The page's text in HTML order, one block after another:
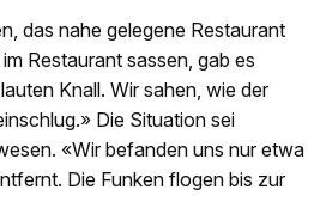
das nahe gelegene Restaurant
Restaurant sassen, gab es
Knall. Wir sahen, wie der
Die Situation sei
«Wir befanden uns nur etwa
Die Funken flogen bis zur